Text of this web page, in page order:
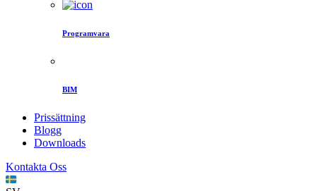
Programvara
BIM
Prissättning
Blogg
Downloads
Kontakta Oss